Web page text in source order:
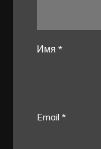
Имя*
Email*